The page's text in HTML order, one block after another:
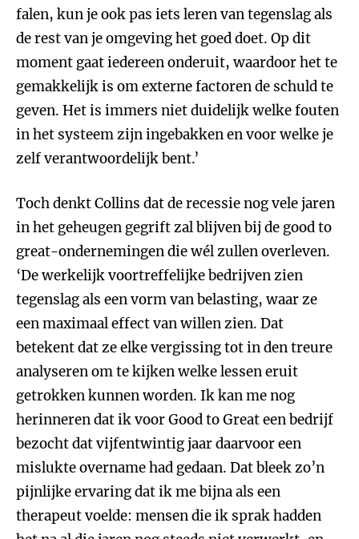
falen, kun je ook pas iets leren van tegenslag als
de rest van je omgeving het goed doet. Op dit
moment gaat iedereen onderuit, waardoor het te
gemakkelijk is om externe factoren de schuld te
geven. Het is immers niet duidelijk welke fouten
in het systeem zijn ingebakken en voor welke je
zelf verantwoordelijk bent.’
Toch denkt Collins dat de recessie nog vele jaren
in het geheugen gegrift zal blijven bij de good to
great-ondernemingen die wél zullen overleven.
‘De werkelijk voortreffelijke bedrijven zien
tegenslag als een vorm van belasting, waar ze
een maximaal effect van willen zien. Dat
betekent dat ze elke vergissing tot in den treure
analyseren om te kijken welke lessen eruit
getrokken kunnen worden. Ik kan me nog
herinneren dat ik voor Good to Great een bedrijf
bezocht dat vijfentwintig jaar daarvoor een
mislukte overname had gedaan. Dat bleek zo’n
pijnlijke ervaring dat ik me bijna als een
therapeut voelde: mensen die ik sprak hadden